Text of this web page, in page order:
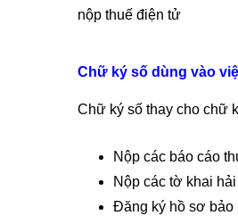
nộp thuế điện tử
Chữ ký số dùng vào
Chữ ký số thay cho chữ
Nộp các báo cáo
Nộp các tờ khai
Đăng ký hồ sơ bảo